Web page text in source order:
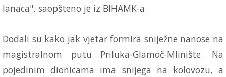
lanaca", saopšteno je iz BIHAMK-a.
Dodali su kako jak vjetar formira sniježne nanose na
magistralnom putu Priluka-Glamoč-Mlinište. Na
pojedinim dionicama ima snijega na kolovozu, a